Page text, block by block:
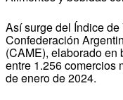
Así surge del Índice
Confederación
(CAME), elaborado en
entre 1.256 comercios
de enero de 2024.